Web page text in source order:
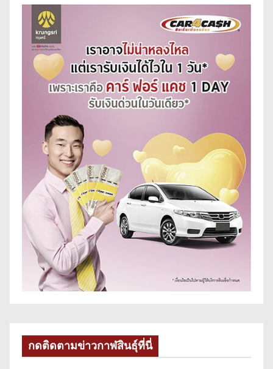
กดติดตามข่าวกาฬสินธุ์ที่นี่